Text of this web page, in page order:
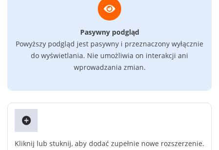
Pasywny podgląd
Powyższy podgląd jest pasywny i przeznaczony wyłącznie
do wyświetlania. Nie umożliwia on interakcji ani
wprowadzania zmian.
Kliknij lub stuknij, aby dodać zupełnie nowe rozszerzenie.